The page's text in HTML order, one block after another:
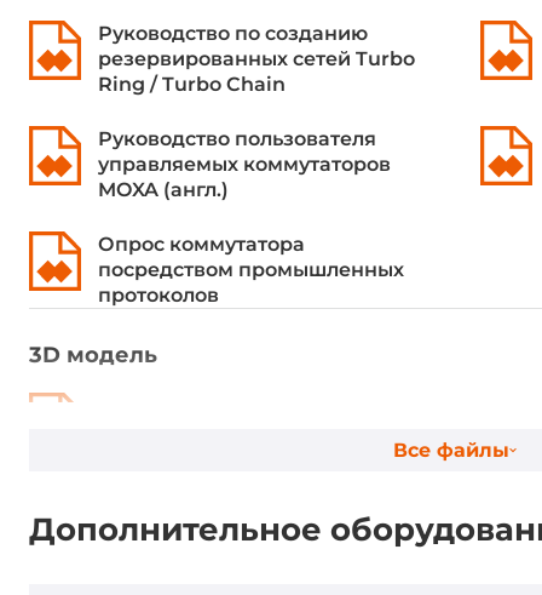
Размер таблицы MAC адресов
Размер буфера пакетов
Макс. кол-во VLAN
Очередей приоритетов на порт
Количество IGMP групп
Промышленные протоколы
DHCP
Руководство по созданию
резервированных сетей Turbo
Ring / Turbo Chain
Руководство пользователя
управляемых коммутаторов
MOXA (англ.)
Опрос коммутатора
посредством промышленных
протоколов
3D модель
Все файлы
Дополнительное